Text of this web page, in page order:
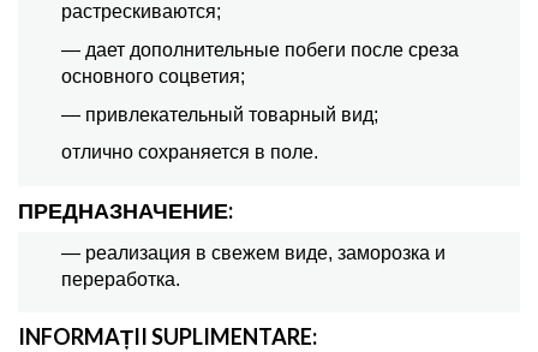
растрескиваются;
— дает дополнительные побеги после среза
основного соцветия;
— привлекательный товарный вид;
отлично сохраняется в поле.
ПРЕДНАЗНАЧЕНИЕ:
— реализация в свежем виде, заморозка и
переработка.
INFORMAȚII SUPLIMENTARE: